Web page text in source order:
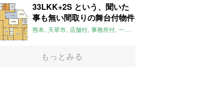
33LKK+2S という、聞いた
事も無い間取りの舞台付物件
熊本 天草市 店舗付 事務所付 一軒家
もっとみる